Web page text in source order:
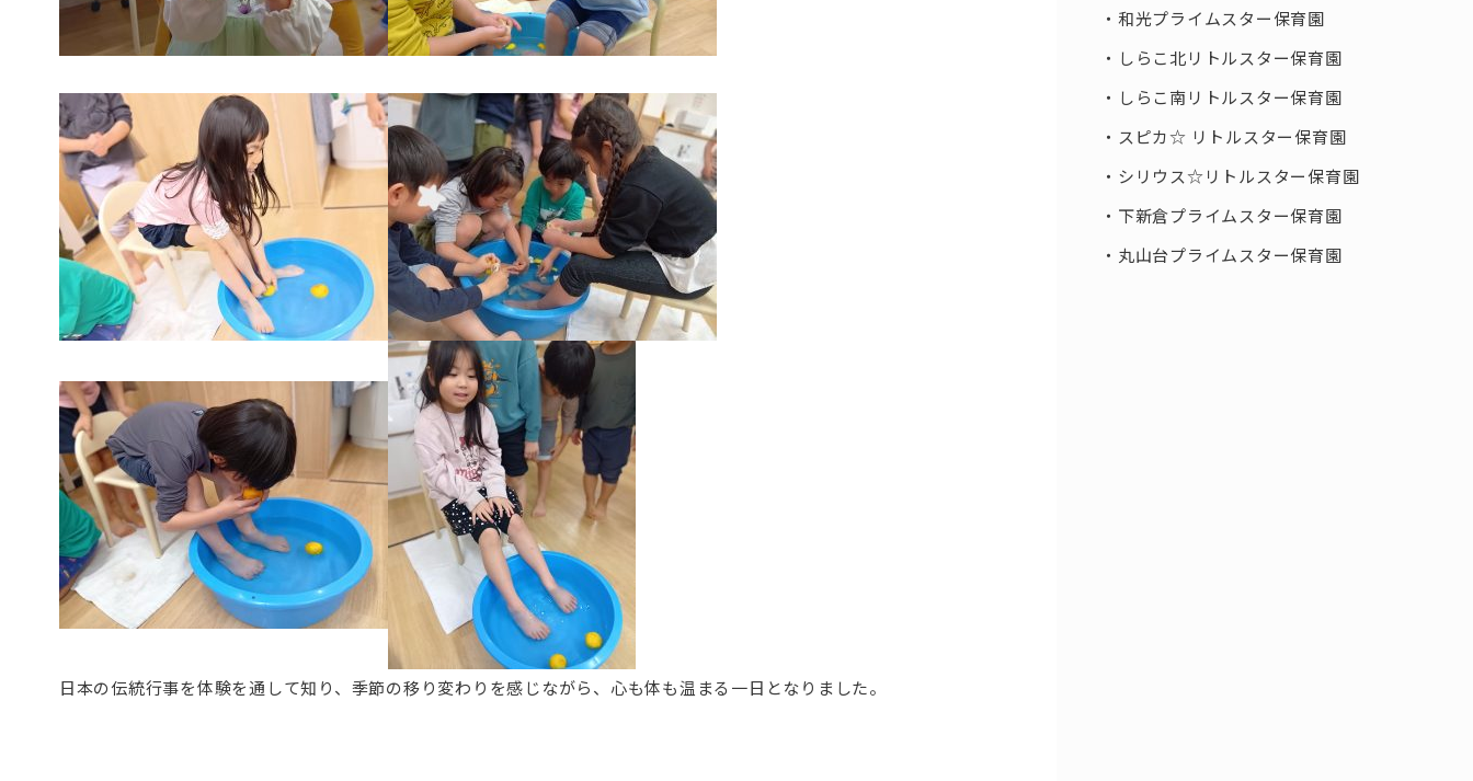
日本の伝統行事を体験を通して知り、季節の移り変わりを感じながら、心も体も温まる一日となりました。
和光プライムスター保育園
しらこ北リトルスター保育園
しらこ南リトルスター保育園
スピカ☆ リトルスター保育園
シリウス☆リトルスター保育園
下新倉プライムスター保育園
丸山台プライムスター保育園